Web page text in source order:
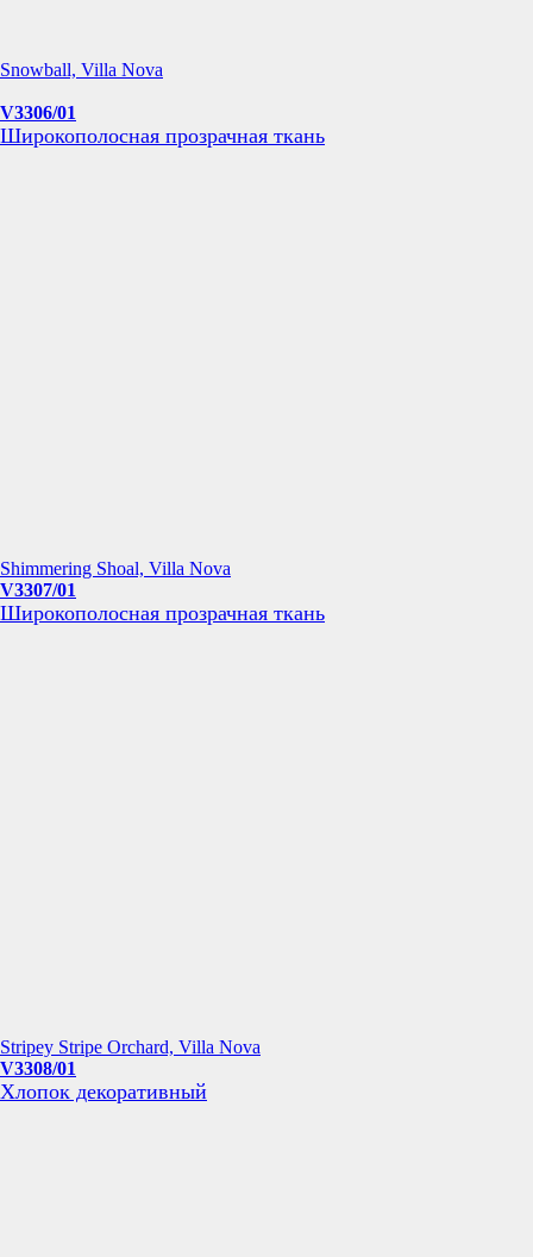
Snowball, Villa Nova
V3306/01
Широкополосная прозрачная ткань
Shimmering Shoal, Villa Nova
V3307/01
Широкополосная прозрачная ткань
Stripey Stripe Orchard, Villa Nova
V3308/01
Хлопок декоративный